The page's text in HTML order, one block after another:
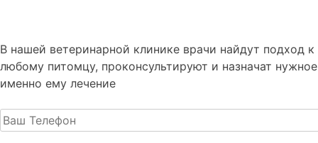
В нашей ветеринарной клинике врачи найдут подход к
любому питомцу, проконсультируют и назначат нужное
именно ему лечение